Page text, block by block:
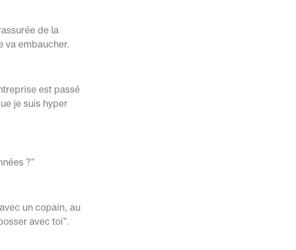
de la
va embaucher.
est passé
je suis hyper
?”
un copain, au
avec toi”.